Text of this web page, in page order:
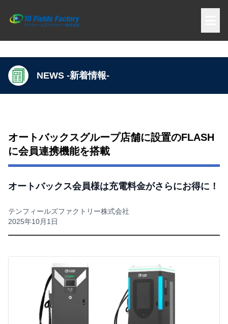
NEWS -新着情報-
オートバックスグループ店舗に設置のFLASH
に会員連携機能を搭載
オートバックス会員様は充電料金がさらにお得に！
テンフィールズファクトリー株式会社
2025年10月1日